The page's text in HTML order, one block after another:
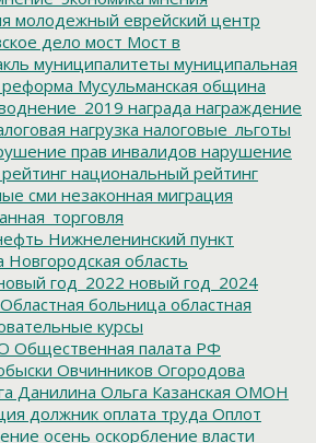
молодежный еврейский центр
дело мост Мост в
муниципалитеты муниципальная
реформа Мусульманская община
награда награждение
нагрузка налоговые_льготы
прав инвалидов нарушение
национальный рейтинг
сми незаконная миграция
Нижнеленинский пункт
Новгородская область
год_2022 новый год_2024
Областная больница областная
курсы
Общественная палата РФ
Овчинников Огородова
Данилина Ольга Казанская ОМОН
должникоплата труда Оплот
осень оскорбление власти